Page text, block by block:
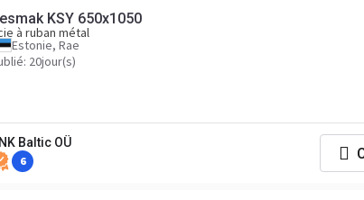
KSY 650x1050
à ruban métal
Estonie, Rae
20jour(s)
Baltic OÜ
6